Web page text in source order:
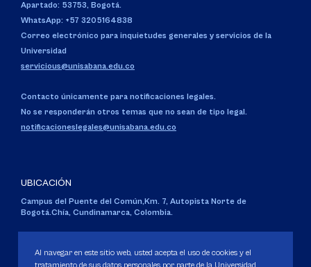
Apartado: 53753, Bogotá.
WhatsApp: +57 3205164838
Correo electrónico para inquietudes generales y servicios de la
Universidad
servicious@unisabana.edu.co
Contacto únicamente para notificaciones legales.
No se responderán otros temas que no sean de tipo legal.
notificacioneslegales@unisabana.edu.co
UBICACIÓN
Campus del Puente del Común,Km. 7, Autopista Norte de
Bogotá.Chía, Cundinamarca, Colombia.
Personería Jurídica:Resolución 130 del 14 de enero de 1980.
Ministerio de Educación Nacional.
Al navegar en este sitio web, usted acepta el uso de cookies y el